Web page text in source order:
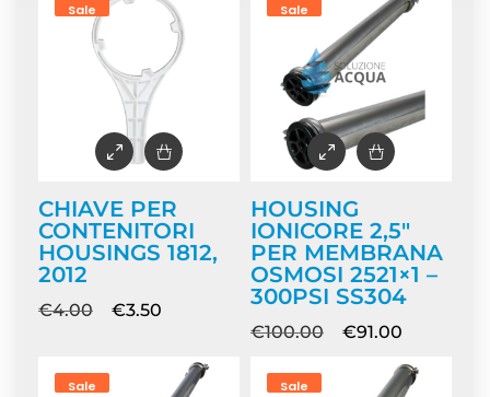
Sale
CHIAVE PER
CONTENITORI
HOUSINGS 1812,
2012
€4.00 €3.50
Sale
HOUSING
IONICORE 2,5″
PER MEMBRANA
OSMOSI 2521×1 –
300PSI SS304
€100.00 €91.00
Sale Sale